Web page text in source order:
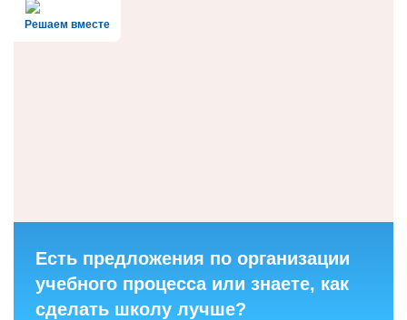
Решаем вместе
Есть предложения по организации
учебного процесса или знаете, как
сделать школу лучше?